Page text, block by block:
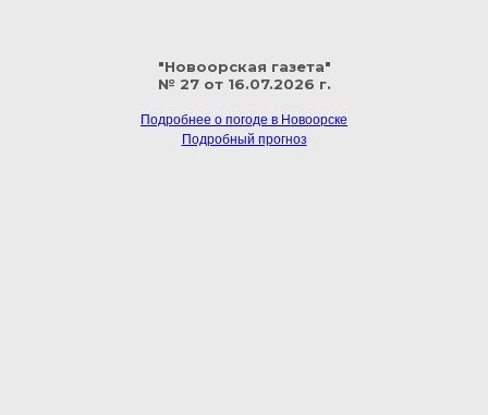
"Новоорская газета"
№ 27 от 16.07.2026 г.
Подробнее о погоде в Новоорске
Подробный прогноз